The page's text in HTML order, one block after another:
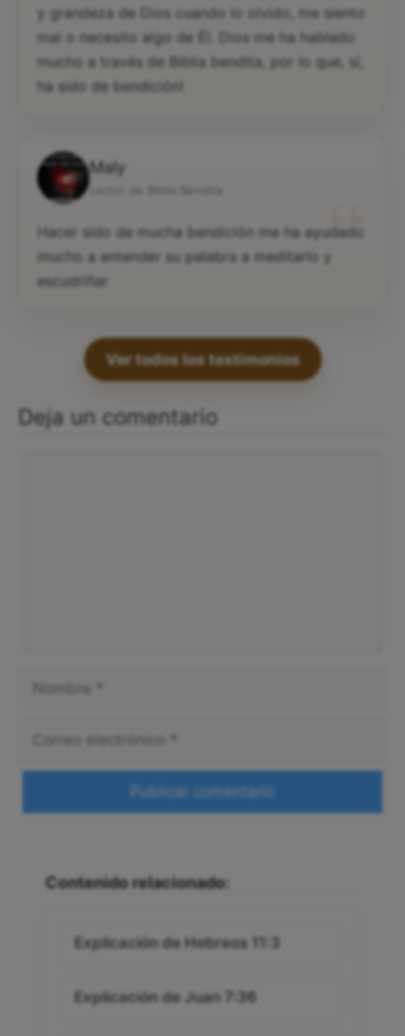
y grandeza de Dios cuando lo olvido, me siento
mal o necesito algo de Él. Dios me ha hablado
mucho a través de Biblia bendita, por lo que, sí,
ha sido de bendición!
Maly
“
Hacer sido de mucha bendición me ha ayudado
mucho a entender su palabra a meditarlo y
escudriñar
Ver todos los testimonios
Deja un comentario
Contenido relacionado:
Explicación de Hebreos 11:3
Explicación de Juan 7:36